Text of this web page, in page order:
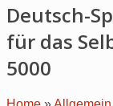
Deutsch-
für das
5000